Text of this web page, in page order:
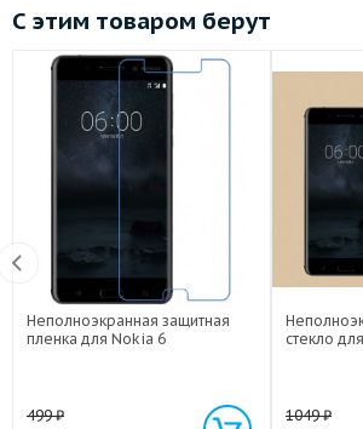
С этим товаром берут
Неполноэкранная защитная
пленка для Nokia 6
499₽
стекло
1049₽